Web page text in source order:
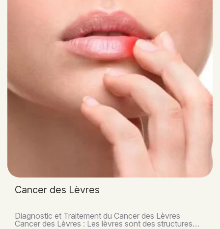
Cancer des Lèvres
Diagnostic et Traitement du Cancer des Lèvres
Cancer des Lèvres : Les lèvres sont des structures